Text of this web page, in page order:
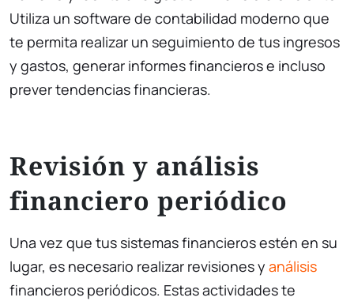
Utiliza un software de contabilidad moderno que
te permita realizar un seguimiento de tus ingresos
y gastos, generar informes financieros e incluso
prever tendencias financieras.
Revisión y análisis
financiero periódico
Una vez que tus sistemas financieros estén en su
lugar, es necesario realizar revisiones y análisis
financieros periódicos. Estas actividades te